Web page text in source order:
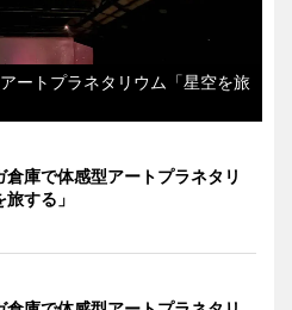
ートプラネタリウム「星空を旅
倉庫で体感型アートプラネタリ
旅する」